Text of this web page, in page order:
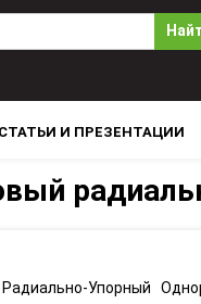
СТАТЬИ И ПРЕЗЕНТАЦИИ
Упорный